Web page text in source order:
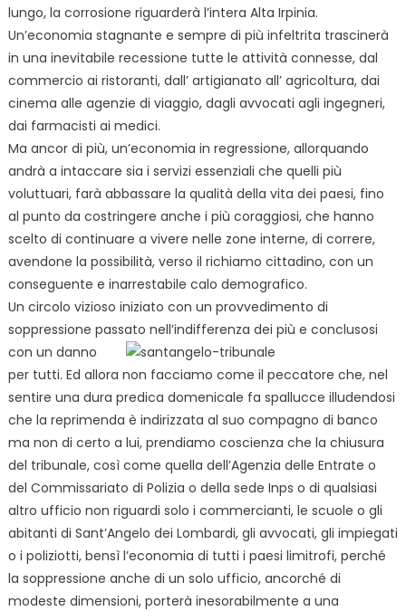
lungo, la corrosione riguarderà l’intera Alta Irpinia.
Un’economia stagnante e sempre di più infeltrita trascinerà
in una inevitabile recessione tutte le attività connesse, dal
commercio ai ristoranti, dall’ artigianato all’ agricoltura, dai
cinema alle agenzie di viaggio, dagli avvocati agli ingegneri,
dai farmacisti ai medici.
Ma ancor di più, un’economia in regressione, allorquando
andrà a intaccare sia i servizi essenziali che quelli più
voluttuari, farà abbassare la qualità della vita dei paesi, fino
al punto da costringere anche i più coraggiosi, che hanno
scelto di continuare a vivere nelle zone interne, di correre,
avendone la possibilità, verso il richiamo cittadino, con un
conseguente e inarrestabile calo demografico.
Un circolo vizioso iniziato con un provvedimento di
soppressione passato nell’indifferenza dei più e conclusosi
con un danno
per tutti. Ed allora non facciamo come il peccatore che, nel
sentire una dura predica domenicale fa spallucce illudendosi
che la reprimenda è indirizzata al suo compagno di banco
ma non di certo a lui, prendiamo coscienza che la chiusura
del tribunale, così come quella dell’Agenzia delle Entrate o
del Commissariato di Polizia o della sede Inps o di qualsiasi
altro ufficio non riguardi solo i commercianti, le scuole o gli
abitanti di Sant’Angelo dei Lombardi, gli avvocati, gli impiegati
o i poliziotti, bensì l’economia di tutti i paesi limitrofi, perché
la soppressione anche di un solo ufficio, ancorché di
modeste dimensioni, porterà inesorabilmente a una